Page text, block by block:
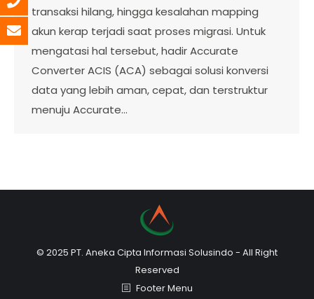
transaksi hilang, hingga kesalahan mapping
akun kerap terjadi saat proses migrasi. Untuk
mengatasi hal tersebut, hadir Accurate
Converter ACIS (ACA) sebagai solusi konversi
data yang lebih aman, cepat, dan terstruktur
menuju Accurate…
© 2025 PT. Aneka Cipta Informasi Solusindo - All Right
Reserved
Footer Menu